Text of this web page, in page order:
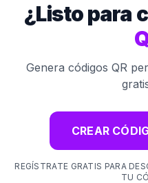
¿Listo para
Genera códigos QR
CREAR
REGÍSTRATE GRATIS PARA
TU